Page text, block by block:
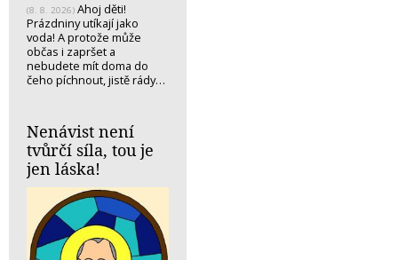
(8. 8. 2026) Ahoj děti!
Prázdniny utíkají jako
voda! A protože může
občas i zapršet a
nebudete mít doma do
čeho píchnout, jistě rády…
Nenávist není
tvůrčí síla, tou je
jen láska!